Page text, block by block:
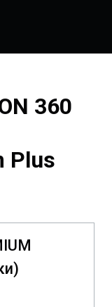
360
Plus